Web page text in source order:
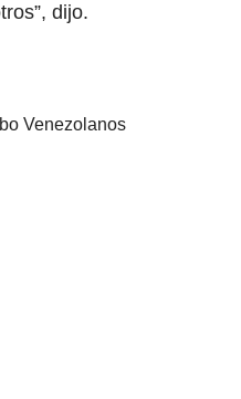
dijo.
Venezolanos